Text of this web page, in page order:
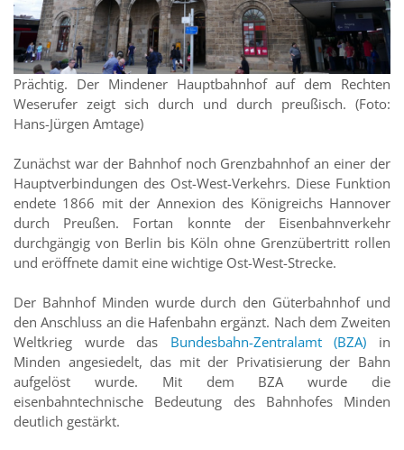
Prächtig. Der Mindener Hauptbahnhof auf dem Rechten
Weserufer zeigt sich durch und durch preußisch. (Foto:
Hans-Jürgen Amtage)
Zunächst war der Bahnhof noch Grenzbahnhof an einer der
Hauptverbindungen des Ost-West-Verkehrs. Diese Funktion
endete 1866 mit der Annexion des Königreichs Hannover
durch Preußen. Fortan konnte der Eisenbahnverkehr
durchgängig von Berlin bis Köln ohne Grenzübertritt rollen
und eröffnete damit eine wichtige Ost-West-Strecke.
Der Bahnhof Minden wurde durch den Güterbahnhof und
den Anschluss an die Hafenbahn ergänzt. Nach dem Zweiten
Weltkrieg wurde das Bundesbahn-Zentralamt (BZA) in
Minden angesiedelt, das mit der Privatisierung der Bahn
aufgelöst wurde. Mit dem BZA wurde die
eisenbahntechnische Bedeutung des Bahnhofes Minden
deutlich gestärkt.